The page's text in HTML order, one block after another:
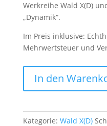
Werkreihe Wald X(D)
„Dynamik“.
Im Preis inklusive:
Mehrwertsteuer und
X(D)-
IX
In den
Kategorie: Wald X(D)